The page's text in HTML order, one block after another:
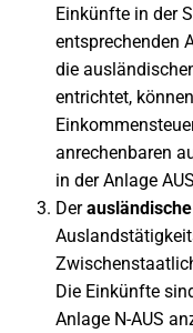
Einkünfte in der
entsprechenden
die
entrichtet,
anrechenbaren
in der Anlage
Der
Die Einkünfte
Anlage N-AUS